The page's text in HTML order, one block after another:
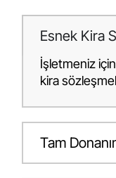
Esnek Kira
İşletmeniz
kira
Tam